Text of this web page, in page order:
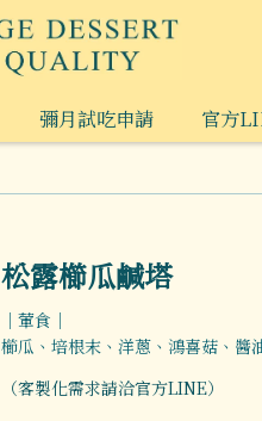
彌月試吃申請 官方
松露櫛瓜鹹塔
｜葷食｜
櫛瓜、培根末、洋蔥、鴻喜菇、醬
（客製化需求請洽官方LINE）